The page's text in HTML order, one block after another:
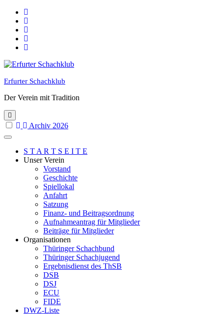
Skip
content
Erfurter Schachklub
Der Verein mit Tradition
Archiv 2026
S T A R T S E I T E
Unser Verein
Vorstand
Geschichte
Spiellokal
Anfahrt
Satzung
Finanz- und Beitragsordnung
Aufnahmeantrag für Mitglieder
Beiträge für Mitglieder
Organisationen
Thüringer Schachbund
Thüringer Schachjugend
Ergebnisdienst des ThSB
DSB
DSJ
ECU
FIDE
DWZ-Liste